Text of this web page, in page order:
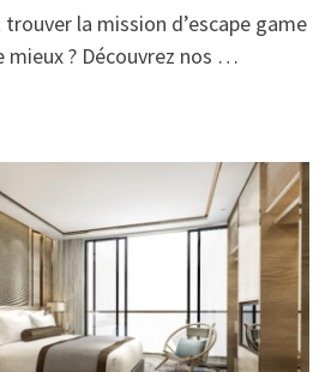
la mission d’escape game
mieux ? Découvrez nos …